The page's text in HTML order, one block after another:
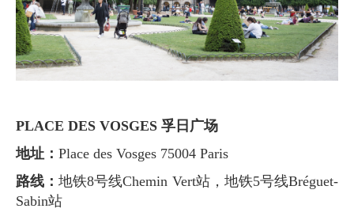
PLACE DES VOSGES 孚日广场
地址： Place des Vosges 75004 Paris
路线：地铁8号线Chemin Vert站，地铁5号线Bréguet-
Sabin站